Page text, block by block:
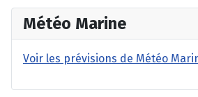
Météo Marine
Voir les prévisions de Météo